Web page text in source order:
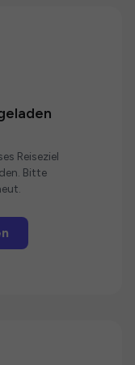
Reiseziel
Bitte